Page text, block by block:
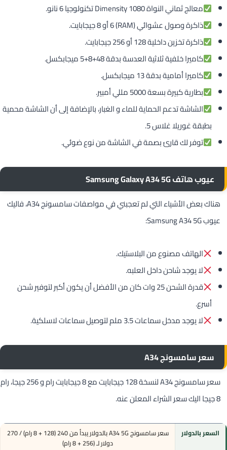
معالج ثماني النواة Dimensity 1080 تكنولوجيا 6 نانو.
ذاكرة وصول عشوائي (RAM) 6 أو 8 جيجابايت.
ذاكرة تخزين داخلية 128 أو 256 جيجابايت.
كاميرا خلفية ثلاثية العدسة بدقة 48+8+5 ميجابكسل.
كاميرا أمامية بدقة 13 ميجابكسل.
بطارية كبيرة بسعة 5000 مللي أمبير.
الشاشة تدعم الحماية للماء و الغبار، بالإضافة إلى أن الشاشة محمية
بطبقة غوريلا غلاس 5.
توفر لك قارئ بصمة في الشاشة من نوع ضوئي.
عيوب هاتف Samsung Galaxy A34 5G
هناك بعض الأشياء التي لم تعجبني في مواصفات سامسونج A34، فاليك
عيوب Samsung A34 5G:
الهاتف مصنوع من البلاستيك.
لا يوجد شاحن داخل العلبه.
قدرة الشحن 25 وات كان من الأفضل أن يكون أكبر لتوفير شحن
أسرع.
لا يوجد مدخل سماعات 3.5 ملم لتوصيل سماعات لاسلكية.
سعر سامسونج A34
سعر سامسونج A34 لنسخة 128 جيجابايت مع 8 جيجابايت رام و 256 جيجا، رام
8 جيجا اليك سعر الشراء المعلن عنه.
السعر بالدولار
سعر سامسونج A34 5G بالدولار يبدأ من 240 (128 + 8 رام) / 270
دولار لـ (256 + 8 رام)